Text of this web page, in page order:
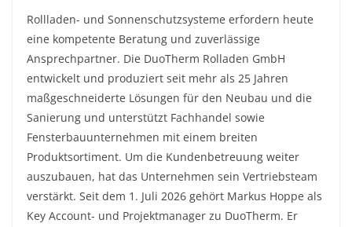
Rollladen- und Sonnenschutzsysteme erfordern heute
eine kompetente Beratung und zuverlässige
Ansprechpartner. Die DuoTherm Rolladen GmbH
entwickelt und produziert seit mehr als 25 Jahren
maßgeschneiderte Lösungen für den Neubau und die
Sanierung und unterstützt Fachhandel sowie
Fensterbauunternehmen mit einem breiten
Produktsortiment. Um die Kundenbetreuung weiter
auszubauen, hat das Unternehmen sein Vertriebsteam
verstärkt. Seit dem 1. Juli 2026 gehört Markus Hoppe als
Key Account- und Projektmanager zu DuoTherm. Er